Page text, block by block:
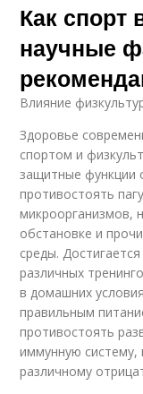
Как спорт
научные
Влияние
Здоровье
спортом и
защитные функции
противостоять
микроорганизмов,
обстановке и
среды.
различных
в домашних
правильным
противостоять
иммунную систему,
различному